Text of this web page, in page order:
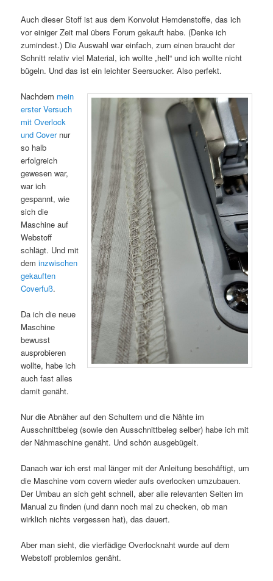
Auch dieser Stoff ist aus dem Konvolut Hemdenstoffe, das ich
vor einiger Zeit mal übers Forum gekauft habe. (Denke ich
zumindest.) Die Auswahl war einfach, zum einen braucht der
Schnitt relativ viel Material, ich wollte „hell“ und ich wollte nicht
bügeln. Und das ist ein leichter Seersucker. Also perfekt.
Nachdem mein
erster Versuch
mit Overlock
und Covernur
so halb
erfolgreich
gewesen war,
war ich
gespannt, wie
sich die
Maschine auf
Webstoff
schlägt. Und mit
deminzwischen
gekauften
Coverfuß.
Da ich die neue
Maschine
bewusst
ausprobieren
wollte, habe ich
auch fast alles
damit genäht.
Nur die Abnäher auf den Schultern und die Nähte im
Ausschnittbeleg (sowie den Ausschnittbeleg selber) habe ich mit
der Nähmaschine genäht. Und schön ausgebügelt.
Danach war ich erst mal länger mit der Anleitung beschäftigt, um
die Maschine vom covern wieder aufs overlocken umzubauen.
Der Umbau an sich geht schnell, aber alle relevanten Seiten im
Manual zu finden (und dann noch mal zu checken, ob man
wirklich nichts vergessen hat), das dauert.
Aber man sieht, die vierfädige Overlocknaht wurde auf dem
Webstoff problemlos genäht.